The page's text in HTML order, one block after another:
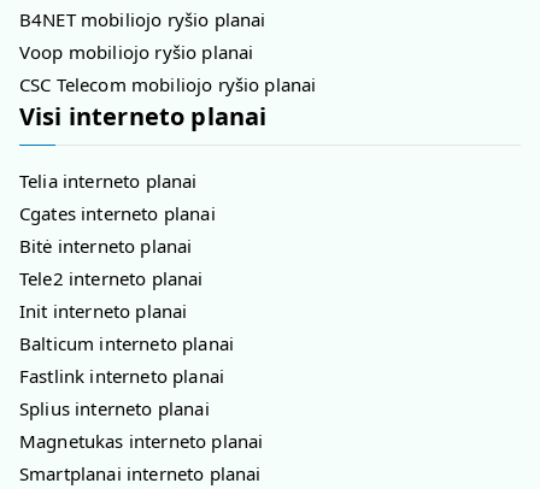
B4NET mobiliojo ryšio planai
Voop mobiliojo ryšio planai
CSC Telecom mobiliojo ryšio planai
Visi interneto planai
Telia interneto planai
Cgates interneto planai
Bitė interneto planai
Tele2 interneto planai
Init interneto planai
Balticum interneto planai
Fastlink interneto planai
Splius interneto planai
Magnetukas interneto planai
Smartplanai interneto planai